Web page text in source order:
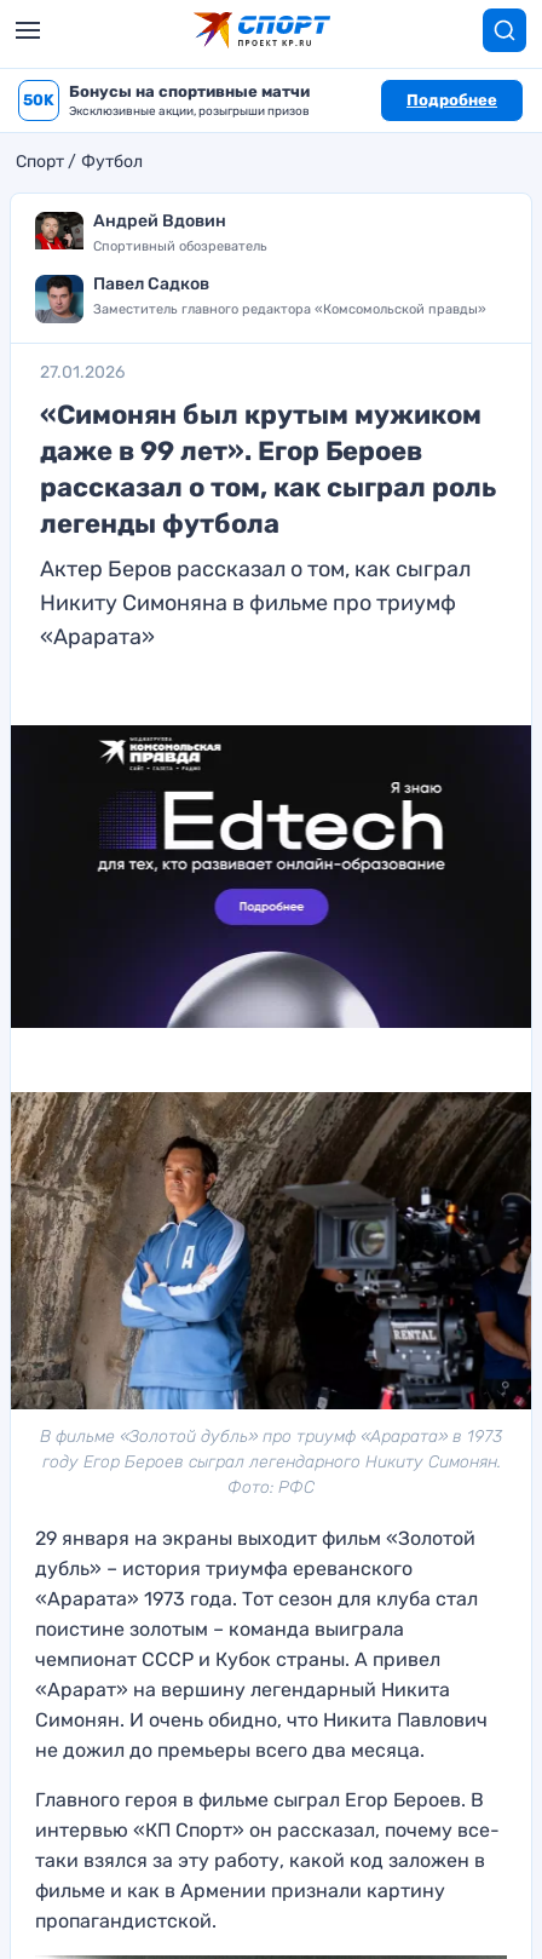
50K Бонусы на спортивные матчи
Эксклюзивные акции, розыгрыши призов
Подробнее
Спорт Футбол
Андрей Вдовин
Спортивный обозреватель
Павел Садков
Заместитель главного редактора «Комсомольской правды»
27.01.2026
«Симонян был крутым мужиком
даже в 99 лет». Егор Бероев
рассказал о том, как сыграл роль
легенды футбола
Актер Беров рассказал о том, как сыграл
Никиту Симоняна в фильме про триумф
«Арарата»
В фильме «Золотой дубль» про триумф «Арарата» в 1973
году Егор Бероев сыграл легендарного Никиту Симонян.
Фото: РФС
29 января на экраны выходит фильм «Золотой
дубль» – история триумфа ереванского
«Арарата» 1973 года. Тот сезон для клуба стал
поистине золотым – команда выиграла
чемпионат СССР и Кубок страны. А привел
«Арарат» на вершину легендарный Никита
Симонян. И очень обидно, что Никита Павлович
не дожил до премьеры всего два месяца.
Главного героя в фильме сыграл Егор Бероев. В
интервью «КП Спорт» он рассказал, почему все-
таки взялся за эту работу, какой код заложен в
фильме и как в Армении признали картину
пропагандистской.